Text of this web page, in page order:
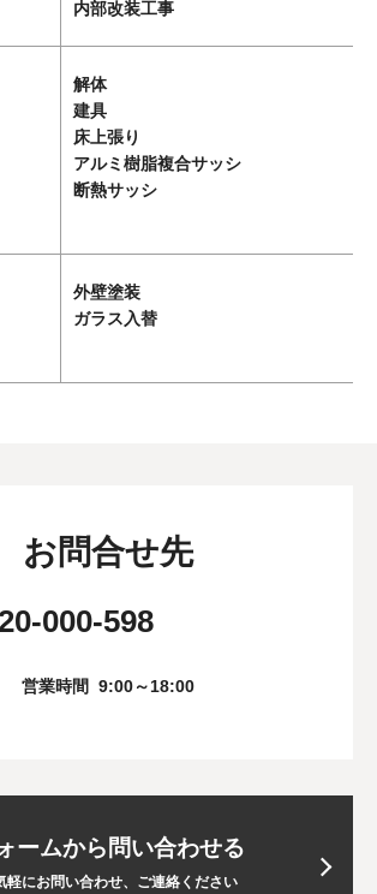
内部改装工事
解体
建具
床上張り
アルミ樹脂複合サッシ
断熱サッシ
外壁塗装
ガラス入替
お問合せ先
000-598
営業時間 9:00～18:00
ームから問い合わせる
軽にお問い合わせ、ご連絡ください